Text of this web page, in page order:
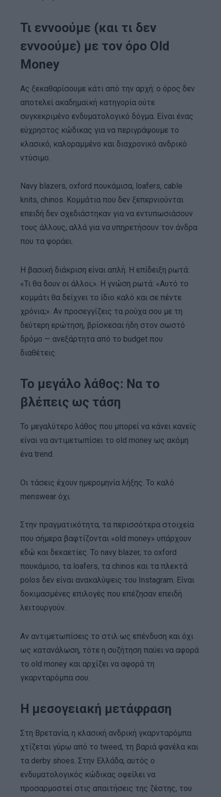
Τι εννοούμε (και τι δεν
εννοούμε) με τον όρο Old
Money
Ας ξεκαθαρίσουμε κάτι από την αρχή: ο όρος δεν
αποτελεί ακαδημαϊκή κατηγορία ούτε
συγκεκριμένο ενδυματολογικό δόγμα. Είναι ένας
εύχρηστος κώδικας για να περιγράψουμε το
κλασικό, καλοραμμένο και διαχρονικό ανδρικό
ντύσιμο.
Navy blazers, oxford πουκάμισα, loafers, cable
knits, chinos. Κομμάτια που δεν ξεπερνιούνται
επειδή δεν σχεδιάστηκαν για να εντυπωσιάσουν
τους άλλους, αλλά για να υπηρετήσουν τον άνδρα
που τα φοράει.
Η βασική διάκριση είναι απλή. Η επίδειξη ρωτά:
«Τι θα δουν οι άλλοι;». Η γνώση ρωτά: «Αυτό το
κομμάτι θα δείχνει το ίδιο καλό και σε πέντε
χρόνια;». Αν προσεγγίζεις τα ρούχα σου με τη
δεύτερη ερώτηση, βρίσκεσαι ήδη στον σωστό
δρόμο — ανεξάρτητα από το budget που
διαθέτεις.
Το μεγάλο λάθος: Nα το
βλέπεις ως τάση
Το μεγαλύτερο λάθος που μπορεί να κάνει κανείς
είναι να αντιμετωπίσει το old money ως ακόμη
ένα trend.
Οι τάσεις έχουν ημερομηνία λήξης. Το καλό
menswear όχι.
Στην πραγματικότητα, τα περισσότερα στοιχεία
που σήμερα βαφτίζονται «old money» υπάρχουν
εδώ και δεκαετίες. Το navy blazer, το oxford
πουκάμισο, τα loafers, τα chinos και τα πλεκτά
polos δεν είναι ανακαλύψεις του Instagram. Είναι
δοκιμασμένες επιλογές που επέζησαν επειδή
λειτουργούν.
Αν αντιμετωπίσεις το στιλ ως επένδυση και όχι
ως κατανάλωση, τότε η συζήτηση παύει να αφορά
το old money και αρχίζει να αφορά τη
γκαρνταρόμπα σου.
Η μεσογειακή μετάφραση
Στη Βρετανία, η κλασική ανδρική γκαρνταρόμπα
χτίζεται γύρω από το tweed, τη βαριά φανέλα και
τα derby shoes. Στην Ελλάδα, αυτός ο
ενδυματολογικός κώδικας οφείλει να
προσαρμοστεί στις απαιτήσεις της ζέστης, του